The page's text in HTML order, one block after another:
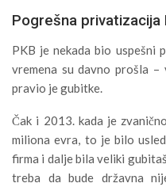
Pogrešna privatizacija
PKB je nekada bio uspešni
vremena su davno prošla
pravio je gubitke.
Čak i 2013. kada je
miliona evra, to je bilo
firma i dalje bila veliki
treba da bude državna